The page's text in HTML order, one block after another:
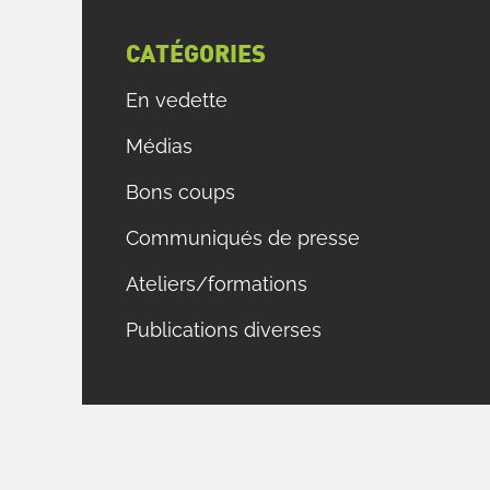
CATÉGORIES
En vedette
Médias
Bons coups
Communiqués de presse
Ateliers/formations
Publications diverses